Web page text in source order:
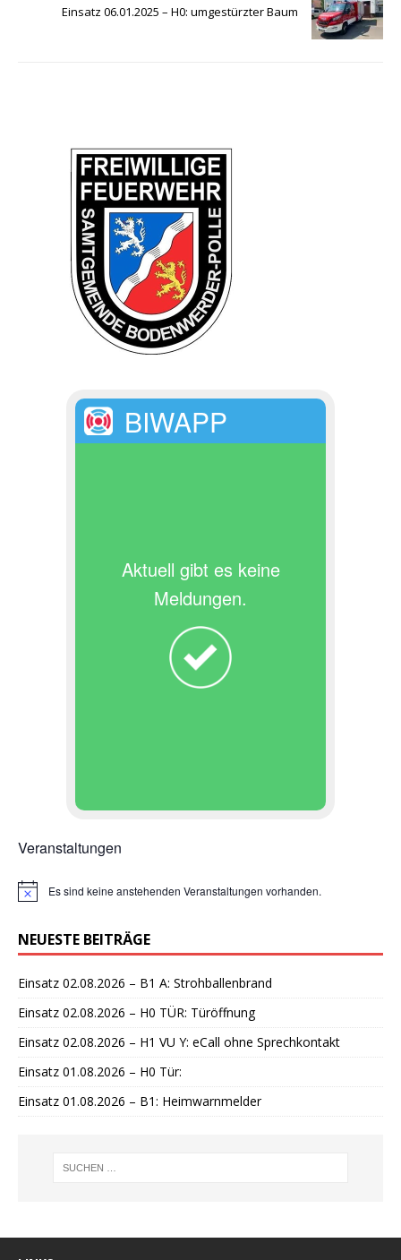
Einsatz 06.01.2025 – H0: umgestürzter Baum
BIWAPP
Aktuell gibt es keine
Meldungen.
Veranstaltungen
H
w
e
s
Es sind keine anstehenden Veranstaltungen vorhanden.
NEUESTE BEITRÄGE
Einsatz 02.08.2026 – B1 A: Strohballenbrand
Einsatz 02.08.2026 – H0 TÜR: Türöffnung
Einsatz 02.08.2026 – H1 VU Y: eCall ohne Sprechkontakt
Einsatz 01.08.2026 – H0 Tür:
Einsatz 01.08.2026 – B1: Heimwarnmelder